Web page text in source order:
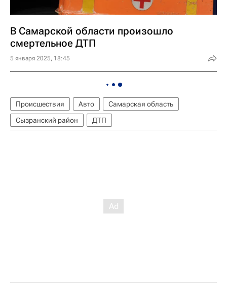
В Самарской области произошло
смертельное ДТП
5 января 2025, 18:45
Происшествия Авто
Самарская область
Сызранский район
ДТП